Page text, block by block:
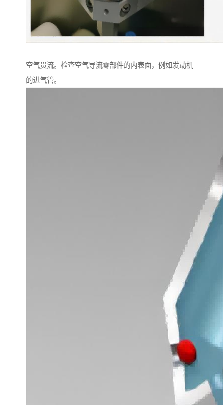
空气贯流。检查空气导流零部件的内表面，例如发动机
的进气管。